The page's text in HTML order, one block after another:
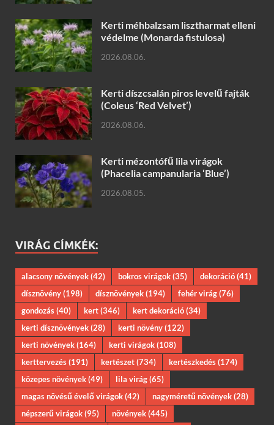
Kerti méhbalzsam lisztharmat elleni
védelme (Monarda fistulosa)
2026.08.06.
Kerti díszcsalán piros levelű fajták
(Coleus ‘Red Velvet’)
2026.08.06.
Kerti mézontófű lila virágok
(Phacelia campanularia ‘Blue’)
2026.08.05.
VIRÁG CÍMKÉK:
alacsony növények(42) bokros virágok(35) dekoráció(41)
dísznövény(198) dísznövények(194) fehér virág(76)
gondozás(40) kert(346) kert dekoráció(34)
kerti dísznövények(28) kerti növény(122)
kerti növények(164) kerti virágok(108)
kerttervezés(191) kertészet(734) kertészkedés(174)
közepes növények(49) lila virág(65)
magas növésű évelő virágok(42) nagyméretű növények(28)
népszerű virágok(95) növények(445)